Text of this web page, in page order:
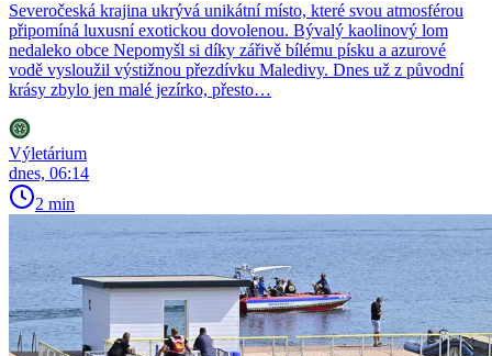
Severočeská krajina ukrývá unikátní místo, které svou atmosférou
připomíná luxusní exotickou dovolenou. Bývalý kaolinový lom
nedaleko obce Nepomyšl si díky zářivě bílému písku a azurové
vodě vysloužil výstižnou přezdívku Maledivy. Dnes už z původní
krásy zbylo jen malé jezírko, přesto…
Výletárium
dnes, 06:14
2 min